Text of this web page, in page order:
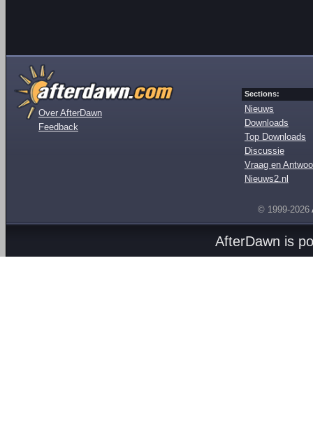
Over AfterDawn
Feedback
Sections:
Nieuws
Downloads
Top Downloads
Discussie
Vraag en
Nieuws2.nl
© 1999-2026
AfterDawn is